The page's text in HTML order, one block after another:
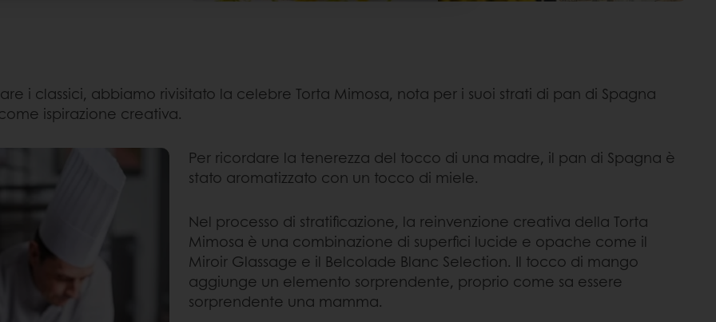
i classici, abbiamo rivisitato la celebre Torta Mimosa, nota per i suoi strati di pan di Spagna
ispirazione creativa.
Per ricordare la tenerezza del tocco di una madre, il pan di Spagna è
stato aromatizzato con un tocco di miele.
Nel processo di stratificazione, la reinvenzione creativa della Torta
Mimosa è una combinazione di superfici lucide e opache come il
Miroir Glassage e il Belcolade Blanc Selection. Il tocco di mango
aggiunge un elemento sorprendente, proprio come sa essere
sorprendente una mamma.